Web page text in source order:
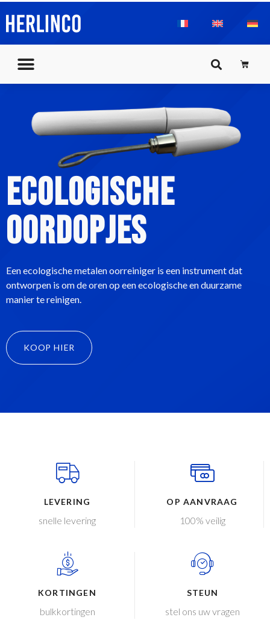
Herlinco
Ecologische
oordopjes
Een ecologische metalen oorreiniger is een instrument dat
ontworpen is om de oren op een ecologische en duurzame
manier te reinigen.
KOOP HIER
LEVERING
snelle levering
OP AANVRAAG
100% veilig
KORTINGEN
bulkkortingen
STEUN
stel ons uw vragen